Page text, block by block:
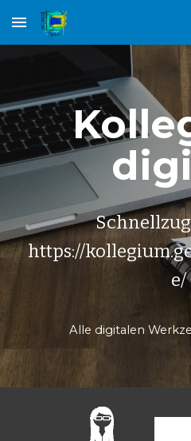
Skip to main content
https://
e/
Alle digitalen